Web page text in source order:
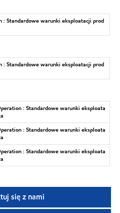
: Standardowe warunki eksploatacji prod
: Standardowe warunki eksploatacji prod
: Standardowe warunki eksploata
: Standardowe warunki eksploata
: Standardowe warunki eksploata
się z nami